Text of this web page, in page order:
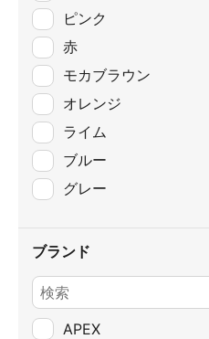
ピンク
赤
モカブラウン
オレンジ
ライム
ブルー
グレー
ブランド
APEX